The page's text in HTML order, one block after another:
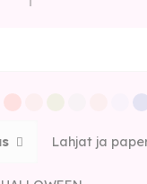
Lahjat ja